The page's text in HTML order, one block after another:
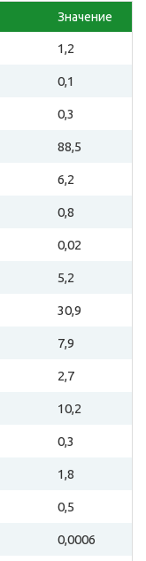
Значение
1,2
0,1
0,3
88,5
6,2
0,8
0,02
5,2
30,9
7,9
2,7
10,2
0,3
1,8
0,5
0,0006